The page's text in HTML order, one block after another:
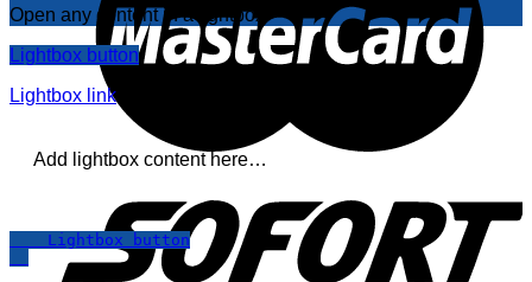
Open any content in a lightbox
Lightbox button
Lightbox link
Add lightbox content here…
Lightbox button